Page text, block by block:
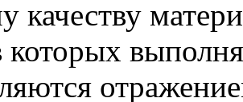
качеству